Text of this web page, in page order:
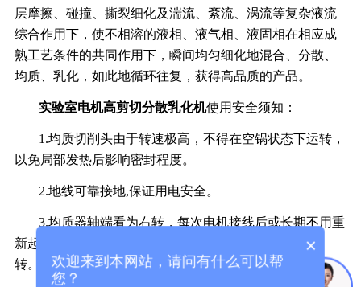
层摩擦、碰撞、撕裂细化及湍流、紊流、涡流等复杂液流
综合作用下，使不相溶的液相、液气相、液固相在相应成
熟工艺条件的共同作用下，瞬间均匀细化地混合、分散、
均质、乳化，如此地循环往复，获得高品质的产品。
实验室电机高剪切分散乳化机使用安全须知：
1.均质切削头由于转速极高，不得在空锅状态下运转，
以免局部发热后影响密封程度。
2.地线可靠接地,保证用电安全。
3.均质器轴端看为右转，每次电机接线后或长期不用重
新起用时都应点动试转，确认无误时再正式让均质器运
转。
×
欢迎来到本网站，请问有什么可以帮
您？